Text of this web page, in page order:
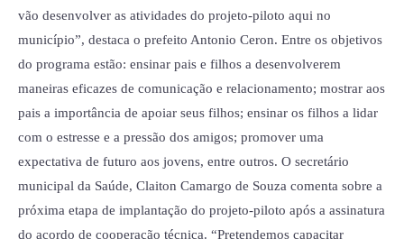
vão desenvolver as atividades do projeto-piloto aqui no
município”, destaca o prefeito Antonio Ceron. Entre os objetivos
do programa estão: ensinar pais e filhos a desenvolverem
maneiras eficazes de comunicação e relacionamento; mostrar aos
pais a importância de apoiar seus filhos; ensinar os filhos a lidar
com o estresse e a pressão dos amigos; promover uma
expectativa de futuro aos jovens, entre outros. O secretário
municipal da Saúde, Claiton Camargo de Souza comenta sobre a
próxima etapa de implantação do projeto-piloto após a assinatura
do acordo de cooperação técnica. “Pretendemos capacitar